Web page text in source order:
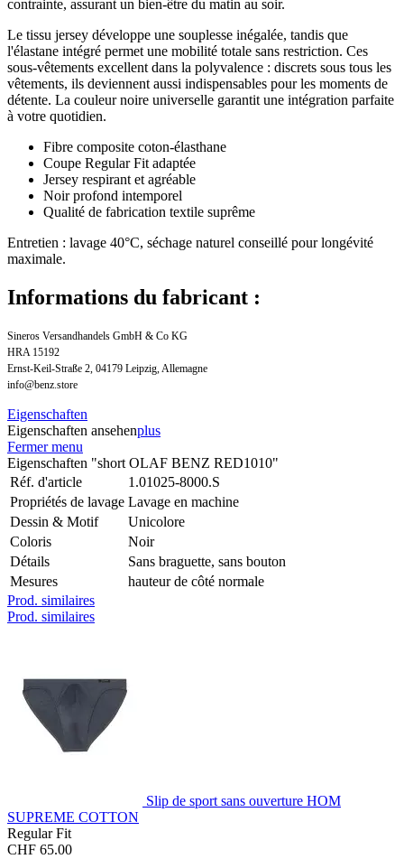
contrainte, assurant un bien-être du matin au soir.
Le tissu jersey développe une souplesse inégalée, tandis que
l'élastane intégré permet une mobilité totale sans restriction. Ces
sous-vêtements excellent dans la polyvalence : discrets sous tous les
vêtements, ils deviennent aussi indispensables pour les moments de
détente. La couleur noire universelle garantit une intégration parfaite
à votre quotidien.
Fibre composite coton-élasthane
Coupe Regular Fit adaptée
Jersey respirant et agréable
Noir profond intemporel
Qualité de fabrication textile suprême
Entretien : lavage 40°C, séchage naturel conseillé pour longévité
maximale.
Informations du fabricant :
Sineros Versandhandels GmbH & Co KG
HRA 15192
Ernst-Keil-Straße 2, 04179 Leipzig, Allemagne
info@benz.store
Eigenschaften
Eigenschaften ansehenplus
Fermer menu
Eigenschaften "short OLAF BENZ RED1010"
Réf. d'article
1.01025-8000.S
Propriétés de lavage Lavage en machine
Dessin & Motif
Unicolore
Coloris
Noir
Détails
Sans braguette, sans bouton
Mesures
hauteur de côté normale
Prod. similaires
Prod. similaires
Slip de sport sans ouverture HOM
SUPREME COTTON
Regular Fit
CHF 65.00